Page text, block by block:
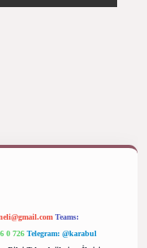
Teams:
0 726 Telegram: @karabul